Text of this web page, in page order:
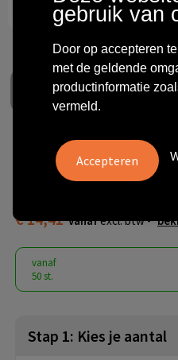
Aromatic
small
€ 14,41 vanafexcl. btw -
vanaf
50 st.
Stap 1: Kies je aantal
gebruik van
Door op accepteren
met de geldende
productinformatie
vermeld.